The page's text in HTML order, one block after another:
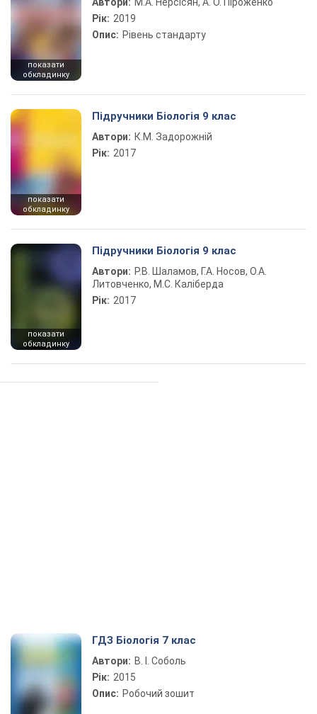
показати
обкладинку
Рік: 2019
Опис: Рівень стандарту
показати
обкладинку
Підручники Біологія 9 клас
Автори: К.М. Задорожній
Рік: 2017
показати
обкладинку
Підручники Біологія 9 клас
Автори: Р.В. Шаламов, Г.А. Носов, О.А.
Литовченко, М.С. Каліберда
Рік: 2017
ГДЗ Біологія 7 клас
Автори: В. І. Соболь
Рік: 2015
Опис: Робочий зошит